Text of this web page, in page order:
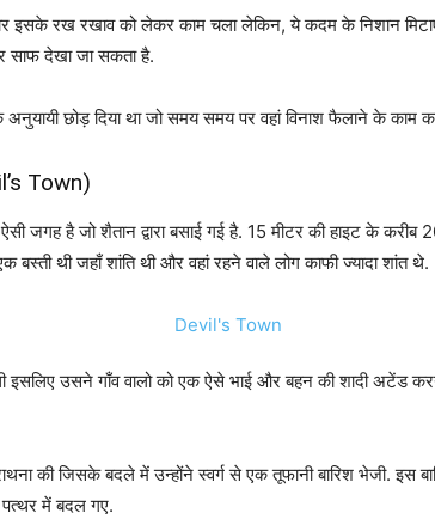
इसके रख रखाव को लेकर काम चला लेकिन, ये कदम के निशान
साफ देखा जा सकता है.
छोड़ दिया था जो समय समय पर वहां विनाश फैलाने के काम
Town)
है जो शैतान द्वारा बसाई गई है. 15 मीटर की हाइट के करीब
थी जहाँ शांति थी और वहां रहने वाले लोग काफी ज्यादा शांत थे.
इसलिए उसने गाँव वालो को एक ऐसे भाई और बहन की शादी अटेंड
की जिसके बदले में उन्होंने स्वर्ग से एक तूफानी बारिश भेजी. इस
में बदल गए.